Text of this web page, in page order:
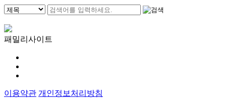
패밀리사이트
이용약관 개인정보처리방침